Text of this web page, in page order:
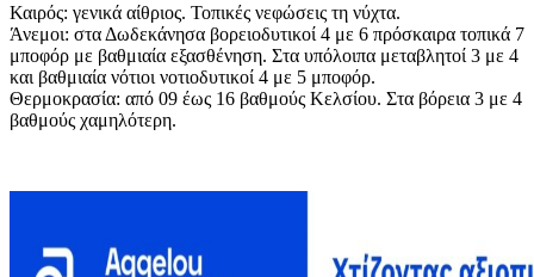
Καιρός: γενικά αίθριος. Τοπικές νεφώσεις τη νύχτα.
Άνεμοι: στα Δωδεκάνησα βορειοδυτικοί 4 με 6 πρόσκαιρα τοπικά 7
μποφόρ με βαθμιαία εξασθένηση. Στα υπόλοιπα μεταβλητοί 3 με 4
και βαθμιαία νότιοι νοτιοδυτικοί 4 με 5 μποφόρ.
Θερμοκρασία: από 09 έως 16 βαθμούς Κελσίου. Στα βόρεια 3 με 4
βαθμούς χαμηλότερη.